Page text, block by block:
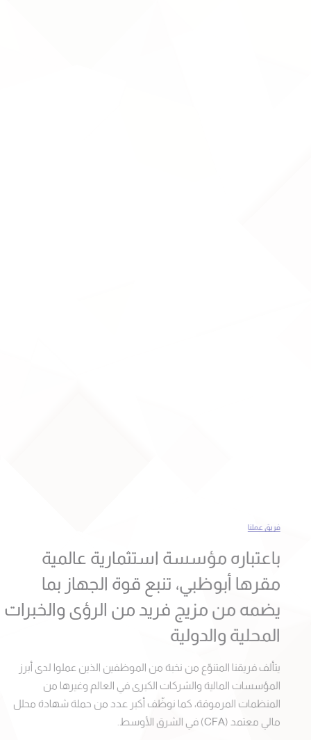
فريق عملنا
باعتباره مؤسسة استثمارية عالمية
مقرها أبوظبي، تنبع قوة الجهاز بما
يضمه من مزيج فريد من الرؤى والخبرات
المحلية والدولية
يتألف فريقنا المتنوّع من نخبة من الموظفين الذين عملوا لدى أبرز